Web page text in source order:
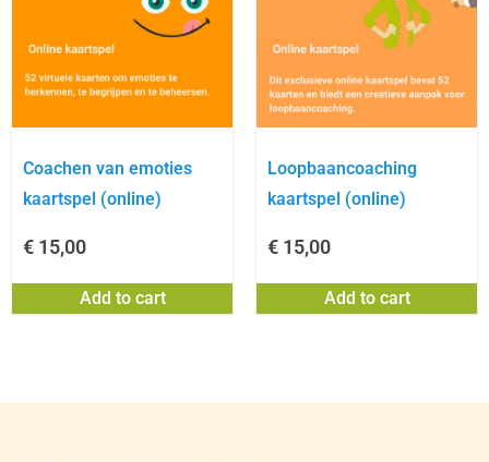
Coachen van emoties
kaartspel (online)
€ 15,00
Add to cart
Loopbaancoaching
kaartspel (online)
€ 15,00
Add to cart